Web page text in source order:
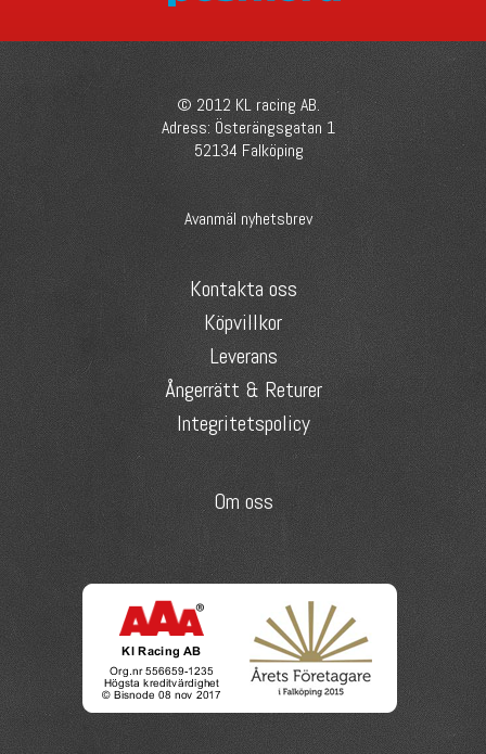
© 2012 KL racing AB.
Adress: Österängsgatan 1
52134 Falköping
Avanmäl nyhetsbrev
Kontakta oss
Köpvillkor
Leverans
Ångerrätt & Returer
Integritetspolicy
Om oss